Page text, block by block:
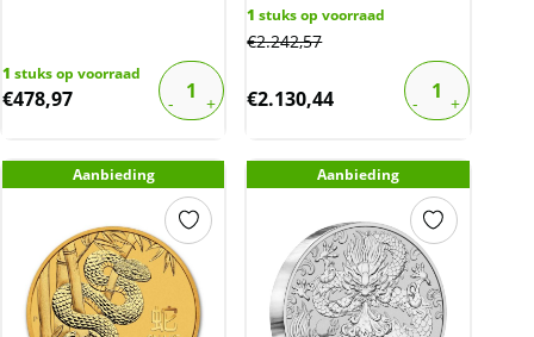
1 stuks op voorraad
€478,97
1 stuks op voorraad
€2.242,57
€2.130,44
Aanbieding Aanbieding